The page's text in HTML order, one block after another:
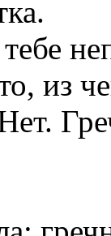
из